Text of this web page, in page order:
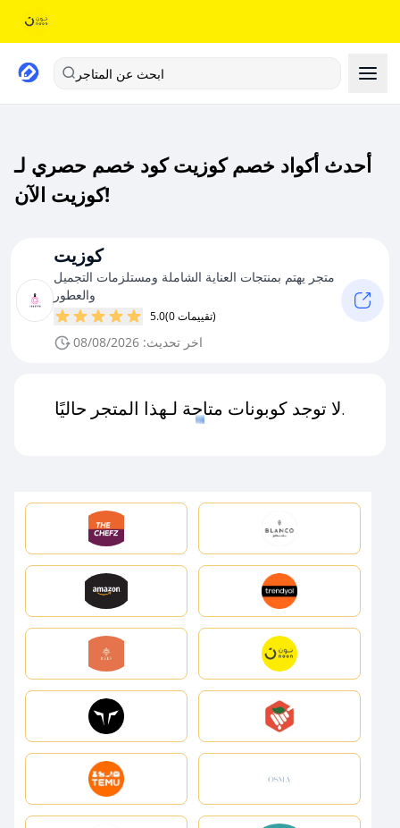
ابحث عن المتاجر
أحدث أكواد خصم كوزيت كود خصم حصري لـ
كوزيت الآن!
كوزيت
متجر يهتم بمنتجات العناية الشاملة ومستلزمات التجميل
والعطور
5.0 (0 تقييمات)
اخر تحديث: 08/08/2026
لا توجد كوبونات متاحة لـهذا المتجر حاليًا.